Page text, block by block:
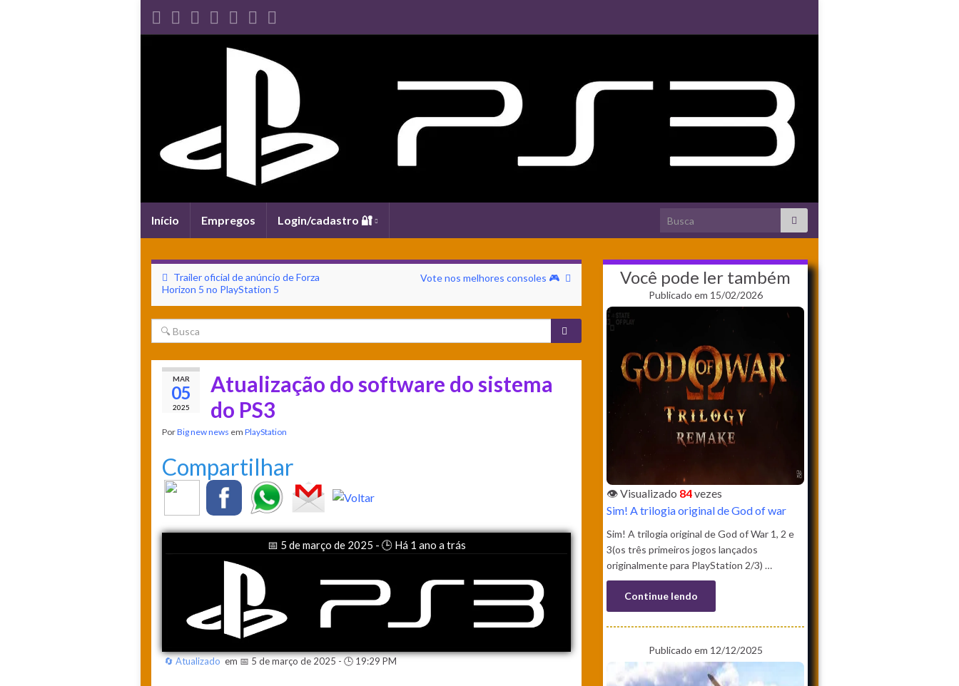
navegação
Início Empregos Login/cadastro 🔐 Search for:
Trailer oficial de anúncio de Forza
Horizon 5 no PlayStation 5
Vote nos melhores consoles 🎮
MAR
05
2025
Atualização do software do sistema
do PS3
PorBig new news em PlayStation
Compartilhar
📅 5 de março de 2025 - 🕒 Há 1 ano a trás
🔄 Atualizado em 📅 5 de março de 2025 - 🕒 19:29 PM
Você pode ler também
Publicado em 15/02/2026
👁️ Visualizado 84vezes
Sim! A trilogia original de God of war
Sim! A trilogia original de God of War 1, 2 e
3(os três primeiros jogos lançados
originalmente para PlayStation 2/3) …
Continue lendo
Publicado em 12/12/2025